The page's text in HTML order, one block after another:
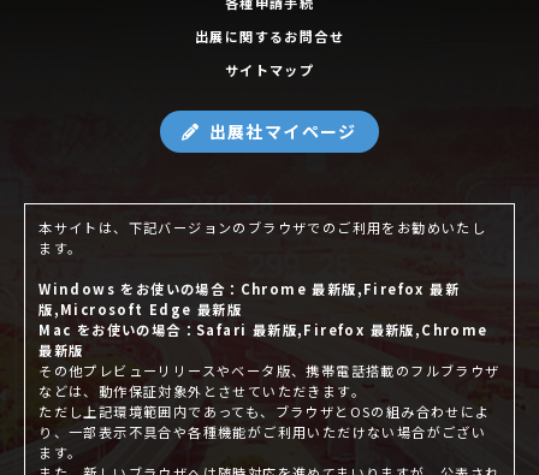
出展に関するお問合せ
サイトマップ
出展社マイページ
本サイトは、下記バージョンのブラウザでのご利用をお勧めいたし
ます。
Windows をお使いの場合：Chrome 最新版,Firefox 最新
版,Microsoft Edge 最新版
Mac をお使いの場合：Safari 最新版,Firefox 最新版,Chrome
最新版
その他プレビューリリースやベータ版、携帯電話搭載のフルブラウザ
などは、動作保証対象外とさせていただきます。
ただし上記環境範囲内であっても、ブラウザとOSの組み合わせによ
り、一部表示不具合や各種機能がご利用いただけない場合がござい
ます。